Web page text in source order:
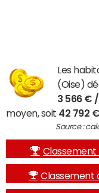
Les
(Oise)
3 566 €
moyen, soit 42 792 €
Source :
Classement
Classement